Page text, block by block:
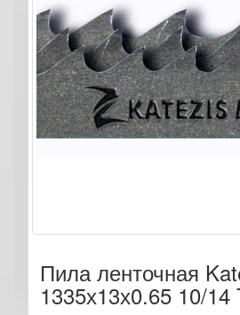
Пила ленточная
1335х13х0.65 10/14